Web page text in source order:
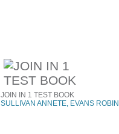
JOIN IN 1 TEST BOOK
SULLIVAN ANNETE, EVANS ROBIN